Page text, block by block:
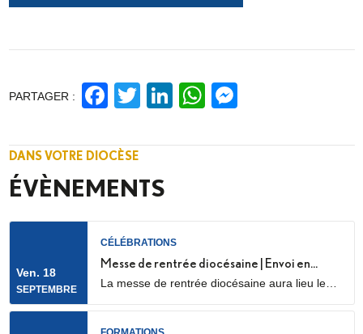
PARTAGER : Facebook
Twitter
LinkedIn
WhatsApp
DANS VOTRE DIOCÈSE
ÉVÈNEMENTS
Ven. 18
SEPTEMBRE
CÉLÉBRATIONS
Messe de rentrée diocésaine | Envoi en
mission des LME
La messe de rentrée diocésaine aura lieu le